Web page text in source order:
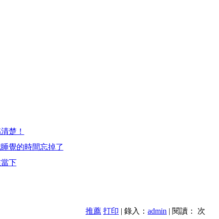
楚！
覺的時間忘掉了
下
推薦 打印 | 錄入： admin | 閱讀： 次